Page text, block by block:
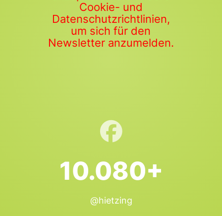
Cookie- und
Datenschutzrichtlinien,
um sich für den
Newsletter anzumelden.
10.080+
@hietzing